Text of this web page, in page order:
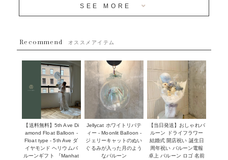
~５５００円
１１０００円以上
NEW YORK MIND - ニューヨークスタイルバルーン
※コンフェッティバルーン -プリント内容-
ハワイウェディングサービス
企業・法人様
ウェディングコンフェッティバルーン特集
実店舗について -大阪 堀江店・名古屋 星ヶ丘店・滋賀 配送
センター店・沖縄 嘉手納基地店-
プリントサービス
前撮り写真バルーン特集
SEE MORE
Recommend オススメアイテム
【送料無料】5th Ave Di
amond Float Balloon -
Float type - 5th Ave ダ
イヤモンド ヘリウムバ
ルーンギフト 『Manhat
Jellycat ホワイトリバテ
ィー - Moonlit Balloon -
ジェリーキャットのぬい
ぐるみが入った月のよう
なバルーン
【当日発送】おしゃれバ
ルーン ドライフラワー
結婚式 開店祝い 誕生日
周年祝い バルーン電報
卓上 バルーン ロゴ 名前